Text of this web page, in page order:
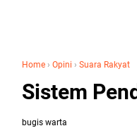
Home › Opini › Suara Rakyat
Sistem
bugis warta